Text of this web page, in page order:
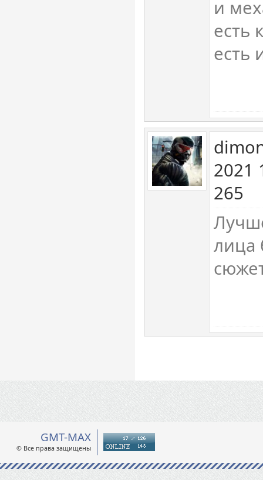
и
есть
есть
2021
265
лица
GMT-MAX
© Все права защищены